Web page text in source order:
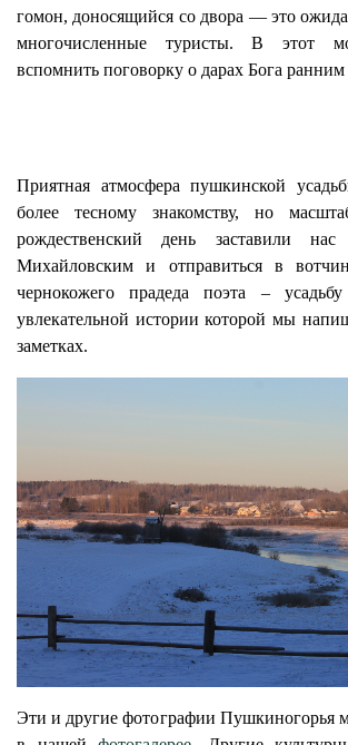
гомон, доносящийся со двора — это
многочисленные туристы. В этот
вспомнить поговорку о дарах Бога ранним
Приятная атмосфера пушкинской
более тесному знакомству, но
рождественский день заставили
Михайловским и отправиться в
чернокожего прадеда поэта –
увлекательной истории которой мы
заметках.
Эти и другие фотографии Пушкиногорья